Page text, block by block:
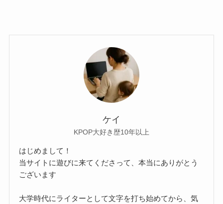
ケイ
KPOP大好き歴10年以上
はじめまして！
当サイトに遊びに来てくださって、本当にありがとう
ございます
大学時代にライターとして文字を打ち始めてから、気